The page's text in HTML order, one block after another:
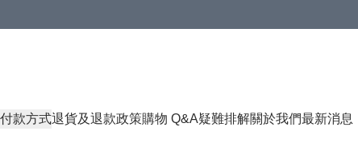
付款方式退貨及退款政策購物 Q&A疑難排解關於我們最新消息